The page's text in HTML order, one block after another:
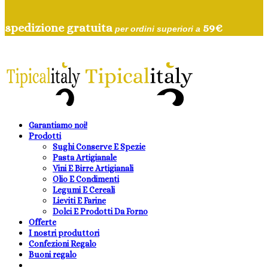
spedizione gratuita per ordini superiori a 59€
Garantiamo noi!
Prodotti
Sughi Conserve E Spezie
Pasta Artigianale
Vini E Birre Artigianali
Olio E Condimenti
Legumi E Cereali
Lieviti E Farine
Dolci E Prodotti Da Forno
Offerte
I nostri produttori
Confezioni Regalo
Buoni regalo